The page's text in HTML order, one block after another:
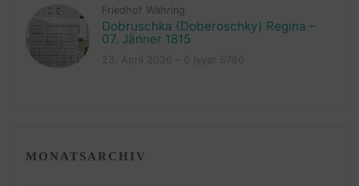
Friedhof Währing
Dobruschka (Doberoschky) Regina –
07. Jänner 1815
MONATSARCHIV